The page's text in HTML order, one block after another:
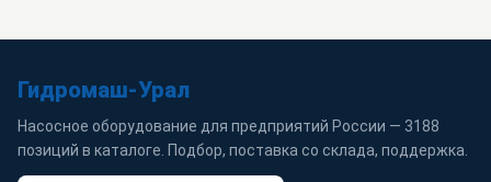
Гидромаш-Урал
Насосное оборудование для предприятий России — 3188
позиций в каталоге. Подбор, поставка со склада, поддержка.